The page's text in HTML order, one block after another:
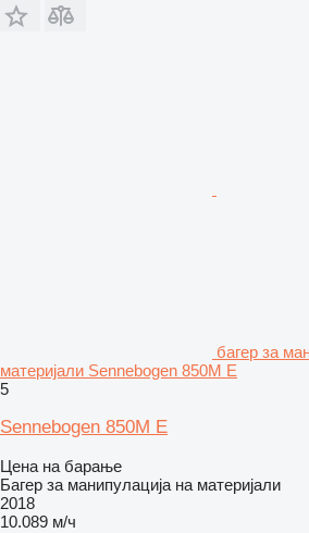
багер за
материјали Sennebogen 850M E
5
Sennebogen 850M E
Цена на барање
Багер за манипулација на материјали
2018
10.089 м/ч